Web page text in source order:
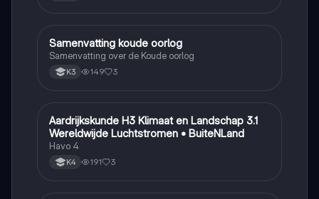
Geschiedenis
Samenvatting koude oorlog
Samenvatting over de Koude oorlog
K3 149 3
Aardrijkskunde
Aardrijkskunde H3 Klimaat en Landschap 3.1
Wereldwijde Luchtstromen • BuiteNLand
Havo 4
K4 191 3